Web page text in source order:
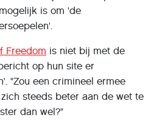
is om 'de
Freedom is niet bij met de
op hun site er
"Zou een crimineel ermee
steeds beter aan de wet te
dan wel?"